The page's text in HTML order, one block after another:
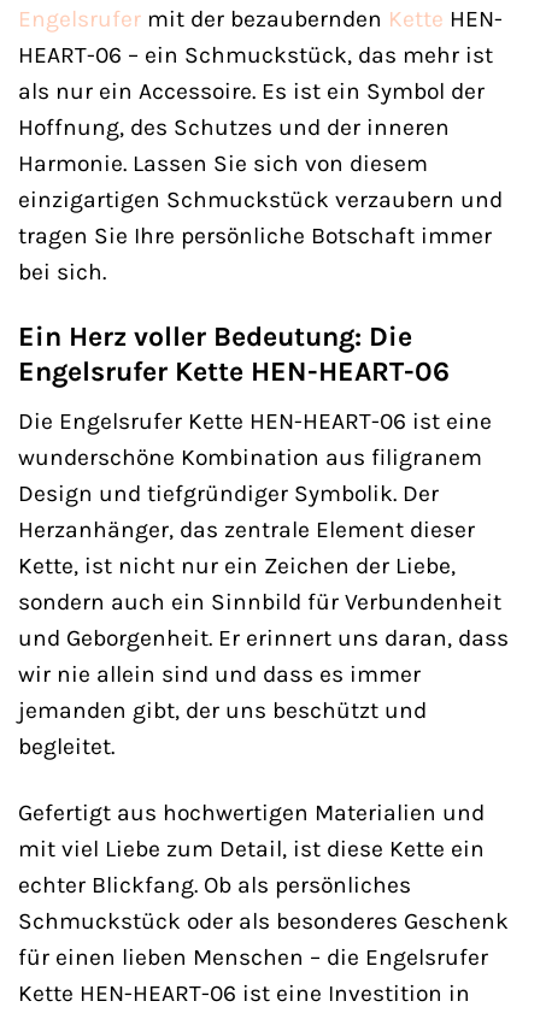
Engelsrufer mit der bezaubernden Kette HEN-
HEART-06 – ein Schmuckstück, das mehr ist
als nur ein Accessoire. Es ist ein Symbol der
Hoffnung, des Schutzes und der inneren
Harmonie. Lassen Sie sich von diesem
einzigartigen Schmuckstück verzaubern und
tragen Sie Ihre persönliche Botschaft immer
bei sich.
Ein Herz voller Bedeutung: Die
Engelsrufer Kette HEN-HEART-06
Die Engelsrufer Kette HEN-HEART-06 ist eine
wunderschöne Kombination aus filigranem
Design und tiefgründiger Symbolik. Der
Herzanhänger, das zentrale Element dieser
Kette, ist nicht nur ein Zeichen der Liebe,
sondern auch ein Sinnbild für Verbundenheit
und Geborgenheit. Er erinnert uns daran, dass
wir nie allein sind und dass es immer
jemanden gibt, der uns beschützt und
begleitet.
Gefertigt aus hochwertigen Materialien und
mit viel Liebe zum Detail, ist diese Kette ein
echter Blickfang. Ob als persönliches
Schmuckstück oder als besonderes Geschenk
für einen lieben Menschen – die Engelsrufer
Kette HEN-HEART-06 ist eine Investition in